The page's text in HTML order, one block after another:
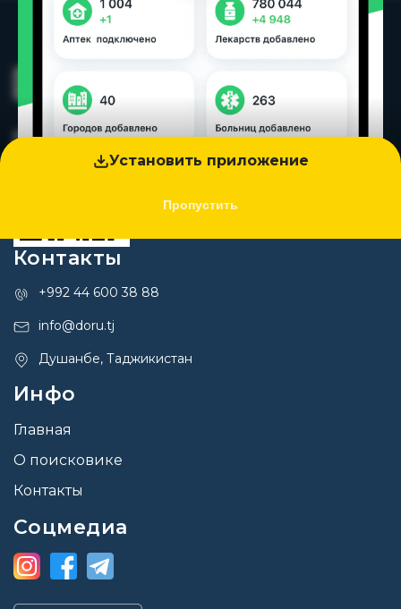
Установить приложение
Пропустить
Контакты
+992 44 600 38 88
info@doru.tj
Душанбе, Таджикистан
Инфо
Главная
О поисковике
Контакты
Соцмедиа